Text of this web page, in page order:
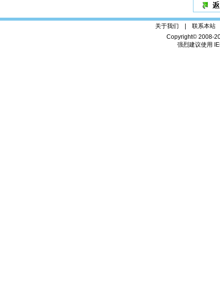
关于我们 | 联系本站
Copyright© 2008-
强烈建议使用